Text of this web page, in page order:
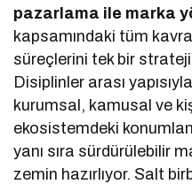
pazarlama ile marka
kapsamındaki tüm
süreçlerini tek bir
Disiplinler arası
kurumsal, kamusal ve
ekosistemdeki
yanı sıra sürdürülebilir
zemin hazırlıyor. Salt